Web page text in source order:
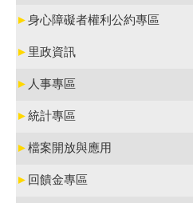
►身心障礙者權利公約專區
► 里政資訊
► 人事專區
►統計專區
►檔案開放與應用
► 回饋金專區